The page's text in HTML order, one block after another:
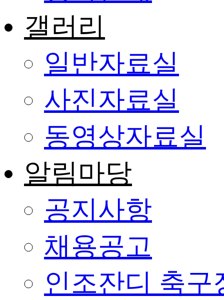
갤러리
일반자료실
사진자료실
동영상자료실
알림마당
공지사항
채용공고
인조잔디 축구